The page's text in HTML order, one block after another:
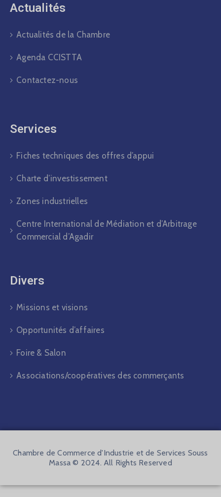
Actualités​
Actualités de la Chambre
Agenda CCISTTA
Contactez-nous
Services
Fiches techniques des offres d’appui
Charte d’investissement
Zones industrielles
Centre International de Médiation et d’Arbitrage
Commercial d’Agadir
Divers​
Missions et visions
Opportunités d’affaires
Foire & Salon
Associations/coopératives des commerçants
Chambre de Commerce d'Industrie et de Services Souss
Massa © 2024. All Rights Reserved